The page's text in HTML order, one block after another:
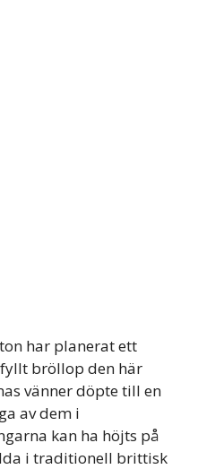
har planerat ett
bröllop den här
vänner döpte till en
av dem i
kan ha höjts på
i traditionell brittisk